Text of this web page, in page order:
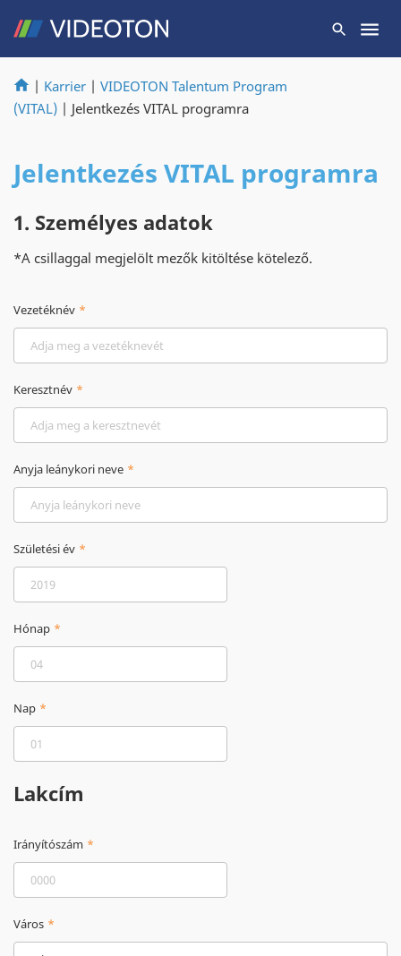
| Karrier | VIDEOTON Talentum Program
(VITAL) | Jelentkezés VITAL programra
Jelentkezés VITAL programra
1. Személyes adatok
*A csillaggal megjelölt mezők kitöltése kötelező.
Vezetéknév
Keresztnév
Anyja leánykori neve
Születési év
Hónap
Nap
Lakcím
Irányítószám
Város